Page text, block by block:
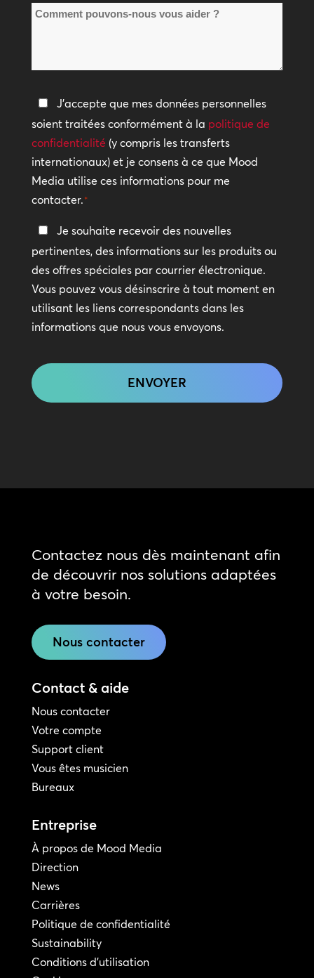
*
sites
Comment
vous
Politique
de
confidentialité
*
J'accepte que mes données personnelles
soient traitées conformément à la politique de
confidentialité (y compris les transferts
internationaux) et je consens à ce que Mood
Media utilise ces informations pour me
contacter.*
Restez
en
contact
Je souhaite recevoir des nouvelles
pertinentes, des informations sur les produits ou
des offres spéciales par courrier électronique.
Vous pouvez vous désinscrire à tout moment en
utilisant les liens correspondants dans les
informations que nous vous envoyons.
Contactez nous dès maintenant afin
de découvrir nos solutions adaptées
à votre besoin.
Nous contacter
Contact & aide
Nous contacter
Votre compte
Support client
Vous êtes musicien
Bureaux
Entreprise
À propos de Mood Media
Direction
News
Carrières
Politique de confidentialité
Sustainability
Conditions d'utilisation